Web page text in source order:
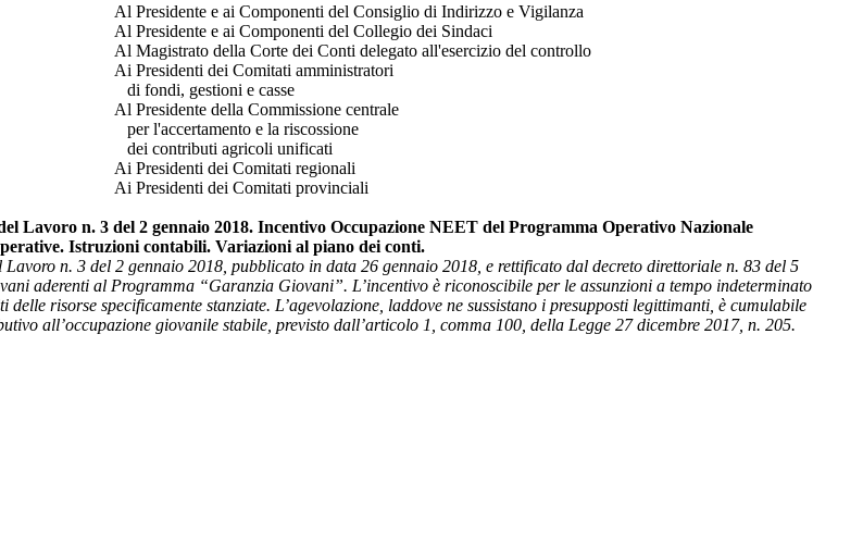
Al Presidente e ai Componenti del Consiglio di Indirizzo e Vigilanza
Al Presidente e ai Componenti del Collegio dei Sindaci
Al Magistrato della Corte dei Conti delegato all'esercizio del controllo
Ai Presidenti dei Comitati amministratori
di fondi, gestioni e casse
Al Presidente della Commissione centrale
per l'accertamento e la riscossione
dei contributi agricoli unificati
Ai Presidenti dei Comitati regionali
Ai Presidenti dei Comitati provinciali
Lavoro n. 3 del 2 gennaio 2018. Incentivo Occupazione NEET del Programma Operativo Nazionale
Istruzioni contabili. Variazioni al piano dei conti.
Lavoro n. 3 del 2 gennaio 2018, pubblicato in data 26 gennaio 2018, e rettificato dal decreto direttoriale n. 83 del 5
aderenti al Programma “Garanzia Giovani”. L’incentivo è riconoscibile per le assunzioni a tempo indeterminato
risorse specificamente stanziate. L’agevolazione, laddove ne sussistano i presupposti legittimanti, è cumulabile
all’occupazione giovanile stabile, previsto dall’articolo 1, comma 100, della Legge 27 dicembre 2017, n. 205.